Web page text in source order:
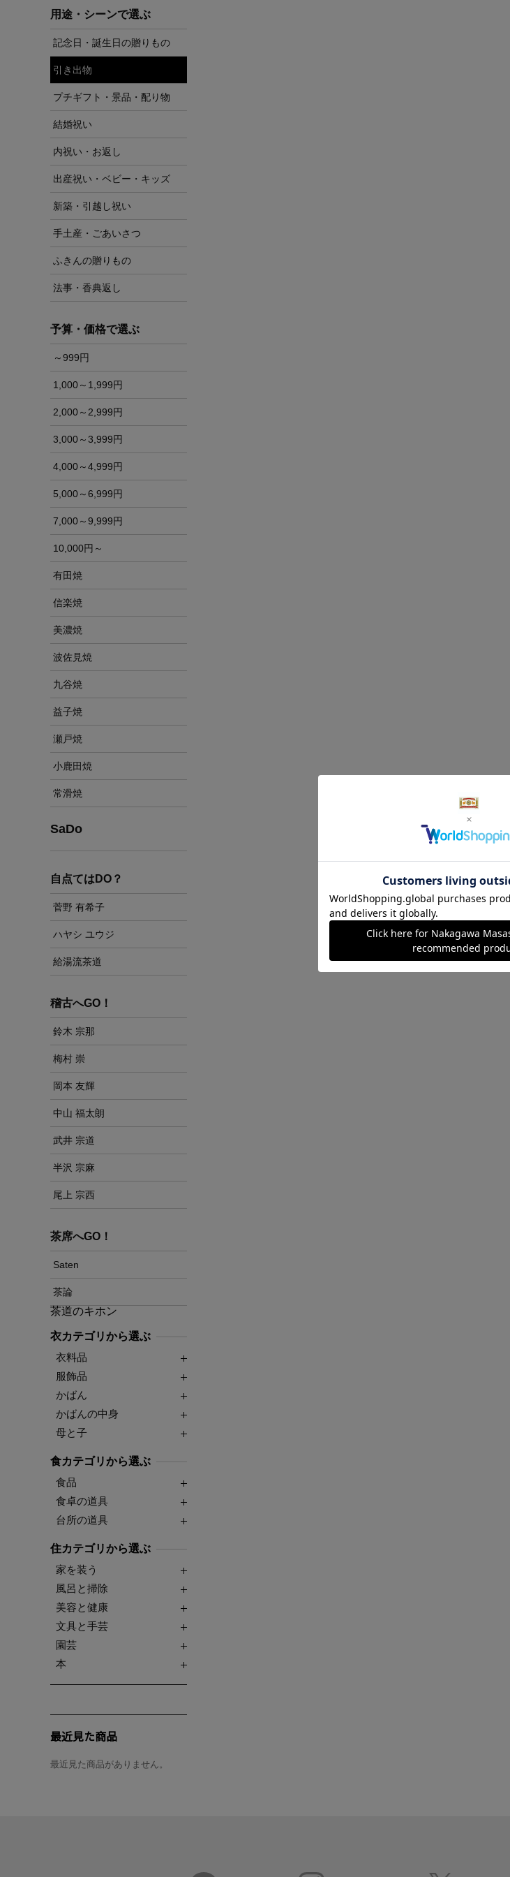
用途・シーンで選ぶ
記念日・誕生日の贈りもの
引き出物
プチギフト・景品・配り物
結婚祝い
内祝い・お返し
出産祝い・ベビー・キッズ
新築・引越し祝い
手土産・ごあいさつ
ふきんの贈りもの
法事・香典返し
予算・価格で選ぶ
～999円
1,000～1,999円
2,000～2,999円
3,000～3,999円
4,000～4,999円
5,000～6,999円
7,000～9,999円
10,000円～
有田焼
信楽焼
美濃焼
波佐見焼
九谷焼
益子焼
瀬戸焼
小鹿田焼
常滑焼
SaDo
自点てはDO？
菅野 有希子
ハヤシ ユウジ
給湯流茶道
稽古へGO！
鈴木 宗那
梅村 崇
岡本 友輝
中山 福太朗
武井 宗道
半沢 宗麻
尾上 宗西
茶席へGO！
Saten
茶論
茶道のキホン
衣カテゴリから選ぶ
衣料品
服飾品
かばん
かばんの中身
母と子
食カテゴリから選ぶ
食品
食卓の道具
台所の道具
住カテゴリから選ぶ
家を装う
風呂と掃除
美容と健康
文具と手芸
園芸
本
最近見た商品
最近見た商品がありません。